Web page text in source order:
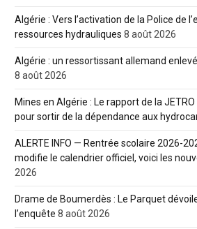
Algérie : Vers l’activation de la Police de
ressources hydrauliques 8 août 2026
Algérie : un ressortissant allemand enlevé
8 août 2026
Mines en Algérie : Le rapport de la
pour sortir de la dépendance aux
ALERTE INFO — Rentrée scolaire 2026-
modifie le calendrier officiel, voici les
2026
Drame de Boumerdès : Le Parquet
l’enquête 8 août 2026